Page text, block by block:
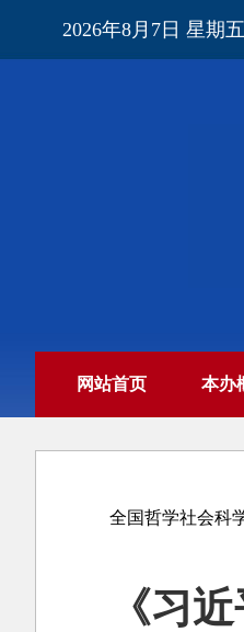
2026年8月7日 星期五
网站首页 本办
全国哲学社会科
《习